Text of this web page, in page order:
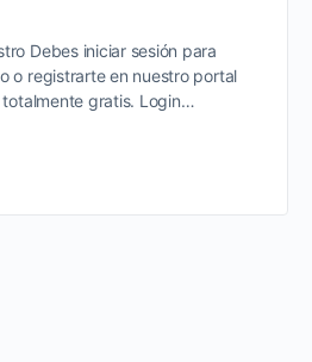
Debes iniciar sesión para
o registrarte en nuestro portal
totalmente gratis. Login…